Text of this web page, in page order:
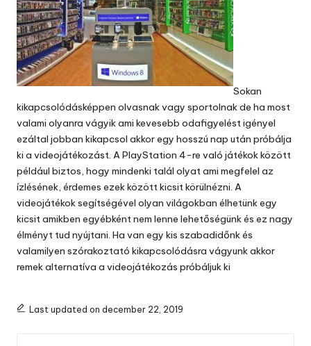
Sokan
kikapcsolódásképpen olvasnak vagy sportolnak de ha most
valami olyanra vágyik ami kevesebb odafigyelést igényel
ezáltal jobban kikapcsol akkor egy hosszú nap után próbálja
ki a videojátékozást. A PlayStation 4-re való játékok között
például biztos, hogy mindenki talál olyat ami megfelel az
ízlésének, érdemes ezek között kicsit körülnézni. A
videojátékok segítségével olyan világokban élhetünk egy
kicsit amikben egyébként nem lenne lehetőségünk és ez nagy
élményt tud nyújtani. Ha van egy kis szabadidőnk és
valamilyen szórakoztató kikapcsolódásra vágyunk akkor
remek alternatíva a videojátékozás próbáljuk ki
Last updated on december 22, 2019